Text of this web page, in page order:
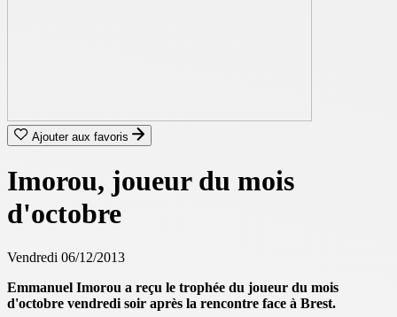
Ajouter aux favoris
Imorou, joueur du mois
d'octobre
Vendredi 06/12/2013
Emmanuel Imorou a reçu le trophée du joueur du mois
d'octobre vendredi soir après la rencontre face à Brest.